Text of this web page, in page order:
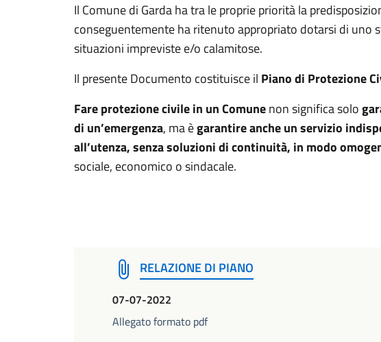
Il Comune di Garda ha tra le proprie priorità la
conseguentemente ha ritenuto appropriato dotarsi di uno
situazioni impreviste e/o calamitose.
Il presente Documento costituisce il Piano di Protezione
Fare protezione civile in un Comunenon significa solo
di un’emergenza, ma ègarantire anche un servizio
all’utenza, senza soluzioni di continuità, in modo
sociale, economico o sindacale.
RELAZIONE DI PIANO
07-07-2022
Allegato formato pdf